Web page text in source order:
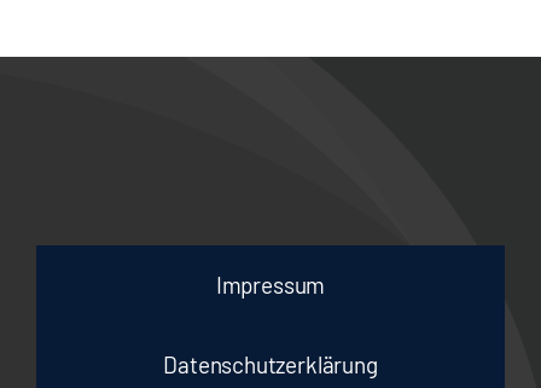
Impressum
Datenschutzerklärung